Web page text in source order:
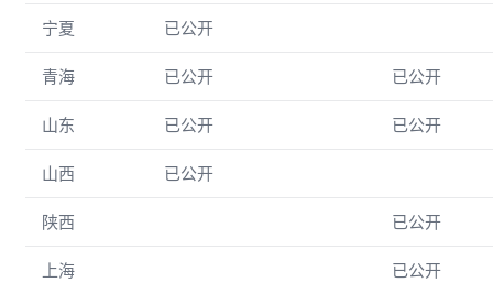
宁夏 已公开
青海 已公开 已公开
山东 已公开 已公开
山西 已公开
陕西 已公开
上海 已公开